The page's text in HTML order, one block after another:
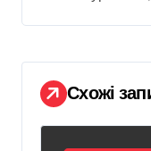
и
і
в
Схожі